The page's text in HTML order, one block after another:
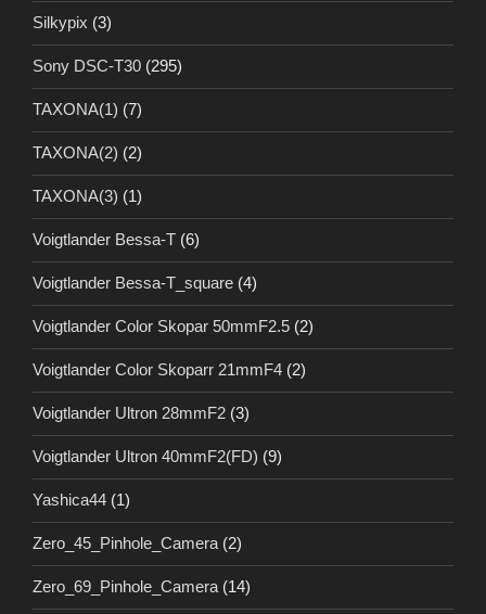
Silkypix (3)
Sony DSC-T30 (295)
TAXONA(1) (7)
TAXONA(2) (2)
TAXONA(3) (1)
Voigtlander Bessa-T (6)
Voigtlander Bessa-T_square (4)
Voigtlander Color Skopar 50mmF2.5 (2)
Voigtlander Color Skoparr 21mmF4 (2)
Voigtlander Ultron 28mmF2 (3)
Voigtlander Ultron 40mmF2(FD) (9)
Yashica44 (1)
Zero_45_Pinhole_Camera (2)
Zero_69_Pinhole_Camera (14)